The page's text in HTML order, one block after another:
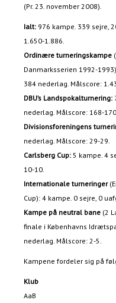
(Pr. 23. november 2008).
Ialt: 976 kampe. 339 sejre,
1.650-1.886.
Ordinære turneringskampe
Danmarksserien 1992-
384 nederlag. Målscore:
DBU’s Landspokalturnering:
nederlag. Målscore: 168-
Divisionsforeningens
nederlag. Målscore: 29-29.
Carlsberg Cup: 5 kampe. 4
10-10.
Internationale turneringer
Cup): 4 kampe. 0 sejre, 0
Kampe på neutral bane (2
finale i Københavns
nederlag. Målscore: 2-5.
Kampene fordeler sig på
Klub
AaB